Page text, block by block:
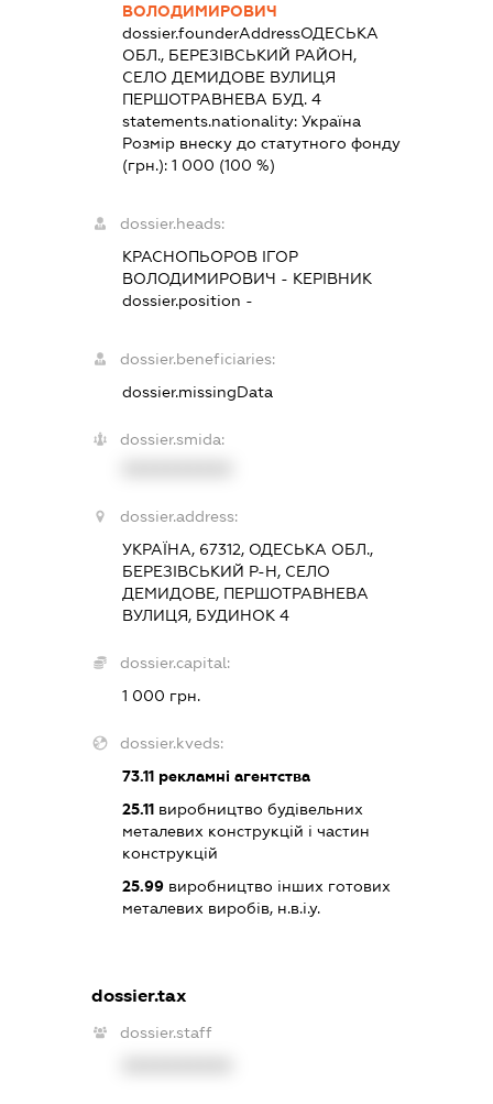
ВОЛОДИМИРОВИЧ
dossier.founderAddressОДЕСЬКА
ОБЛ., БЕРЕЗІВСЬКИЙ РАЙОН,
СЕЛО ДЕМИДОВЕ ВУЛИЦЯ
ПЕРШОТРАВНЕВА БУД. 4
statements.nationality: Україна
Розмір внеску до статутного фонду
(грн.): 1 000 (100 %)
dossier.heads:
КРАСНОПЬОРОВ ІГОР
ВОЛОДИМИРОВИЧ - КЕРІВНИК
dossier.position -
dossier.beneficiaries:
dossier.missingData
dossier.smida:
dossier.address:
УКРАЇНА, 67312, ОДЕСЬКА ОБЛ.,
БЕРЕЗІВСЬКИЙ Р-Н, СЕЛО
ДЕМИДОВЕ, ПЕРШОТРАВНЕВА
ВУЛИЦЯ, БУДИНОК 4
dossier.capital:
1 000 грн.
dossier.kveds:
73.11рекламні агентства
25.11виробництво будівельних
металевих конструкцій і частин
конструкцій
25.99виробництво інших готових
металевих виробів, н.в.і.у.
dossier.tax
dossier.staff